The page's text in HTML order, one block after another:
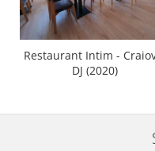
Blaturi din Topalit
Blaturi din lemn masiv
Blaturi din HPL Compact
Blaturi din piatra naturala si
Scaune profesionale
Restaurant Intim -
DJ (2020)